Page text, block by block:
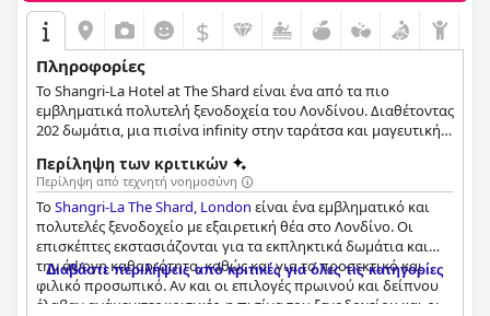
$
Πληροφορίες
Το Shangri-La Hotel at The Shard είναι ένα από τα πιο
εμβληματικά πολυτελή ξενοδοχεία του Λονδίνου. Διαθέτοντας
202 δωμάτια, μια πισίνα infinity στην ταράτσα και μαγευτική
γυμναστήριο και εξαιρετικές γαστρονομικές επιλογές, το
ξενοδοχείο αυτό θα κάνει τη διαμονή κάθε επισκέπτη
βασιλική. Το ξενοδοχείο διαθέτει επίσης μεγάλους χώρους
συνεδρίων και εκδηλώσεων, καθώς και παραμυθένιους
χώρους όπου οι επισκέπτες μπορούν να διοργανώσουν τον
γάμο των ονείρων τους.
Περίληψη των κριτικών
Περίληψη από τεχνητή νοημοσύνη
ΤοShangri-La The Shard, London είναι ένα εμβληματικό και
πολυτελές ξενοδοχείο με εξαιρετική θέα στο Λονδίνο. Οι
επισκέπτες εκστασιάζονται για τα εκπληκτικά δωμάτια και
την άψογη καθαριότητα, καθώς και για το προσεκτικό και
φιλικό προσωπικό. Αν και οι επιλογές πρωινού και δείπνου
έλαβαν ανάμεικτες κριτικές, η πισίνα του ξενοδοχείου και οι
Διαβάστε περιλήψεις από κριτικές για όλες τις κατηγορίες